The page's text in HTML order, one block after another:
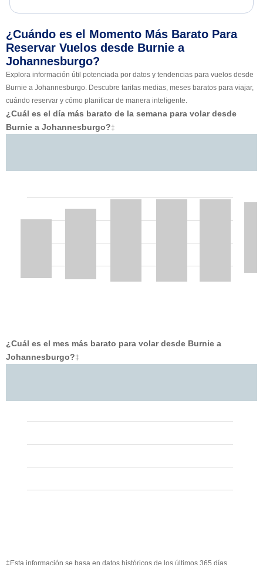
¿Cuándo es el Momento Más Barato Para
Reservar Vuelos desde Burnie a
Johannesburgo?
Explora información útil potenciada por datos y tendencias para vuelos desde
Burnie a Johannesburgo. Descubre tarifas medias, meses baratos para viajar,
cuándo reservar y cómo planificar de manera inteligente.
¿Cuál es el día más barato de la semana para volar desde
Burnie a Johannesburgo?‡
¿Cuál es el mes más barato para volar desde Burnie a
Johannesburgo?‡